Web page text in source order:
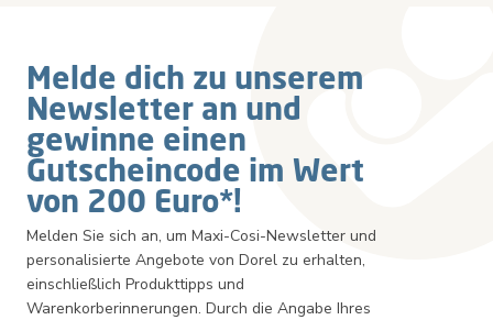
Melde dich zu unserem
Newsletter an und
gewinne einen
Gutscheincode im Wert
von 200 Euro*!
Melden Sie sich an, um Maxi-Cosi-Newsletter und
personalisierte Angebote von Dorel zu erhalten,
einschließlich Produkttipps und
Warenkorberinnerungen. Durch die Angabe Ihres